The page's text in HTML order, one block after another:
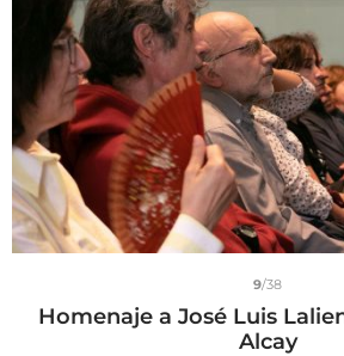
9/38
Homenaje a José Luis
Alcay